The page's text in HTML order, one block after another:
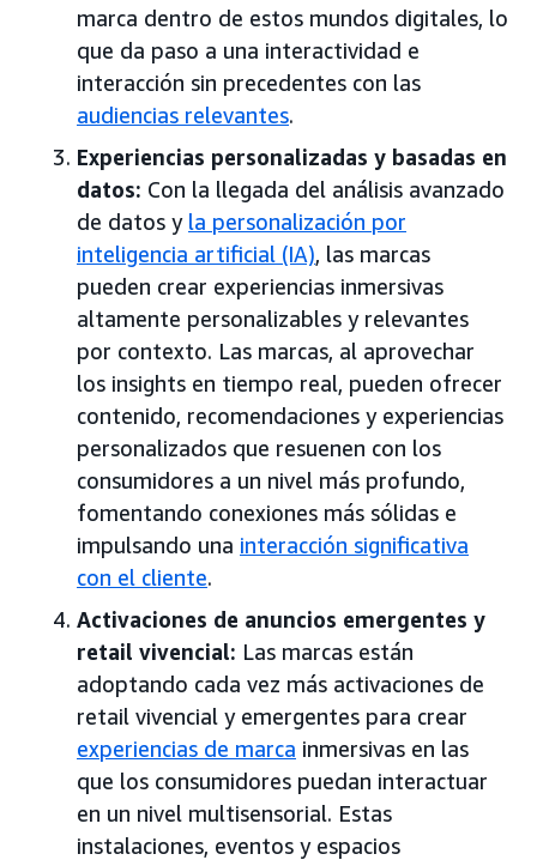
marca dentro de estos mundos digitales, lo
que da paso a una interactividad e
interacción sin precedentes con las
audiencias relevantes.
Experiencias personalizadas y basadas en
datos: Con la llegada del análisis avanzado
de datos y la personalización por
inteligencia artificial (IA), las marcas
pueden crear experiencias inmersivas
altamente personalizables y relevantes
por contexto. Las marcas, al aprovechar
los insights en tiempo real, pueden ofrecer
contenido, recomendaciones y experiencias
personalizados que resuenen con los
consumidores a un nivel más profundo,
fomentando conexiones más sólidas e
impulsando una interacción significativa
con el cliente.
Activaciones de anuncios emergentes y
retail vivencial: Las marcas están
adoptando cada vez más activaciones de
retail vivencial y emergentes para crear
experiencias de marca inmersivas en las
que los consumidores puedan interactuar
en un nivel multisensorial. Estas
instalaciones, eventos y espacios